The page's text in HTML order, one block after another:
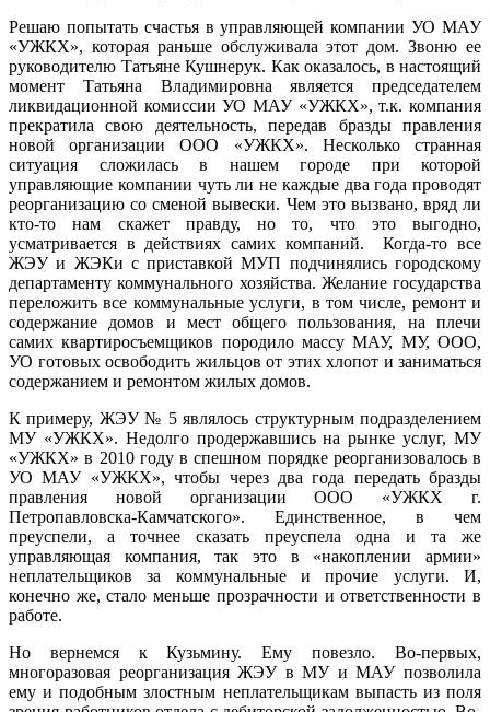
Решаю попытать счастья в управляющей компании УО МАУ
«УЖКХ», которая раньше обслуживала этот дом. Звоню ее
руководителю Татьяне Кушнерук. Как оказалось, в настоящий
момент Татьяна Владимировна является председателем
ликвидационной комиссии УО МАУ «УЖКХ», т.к. компания
прекратила свою деятельность, передав бразды правления
новой организации ООО «УЖКХ». Несколько странная
ситуация сложилась в нашем городе при которой
управляющие компании чуть ли не каждые два года проводят
реорганизацию со сменой вывески. Чем это вызвано, вряд ли
кто-то нам скажет правду, но то, что это выгодно,
усматривается в действиях самих компаний. Когда-то все
ЖЭУ и ЖЭКи с приставкой МУП подчинялись городскому
департаменту коммунального хозяйства. Желание государства
переложить все коммунальные услуги, в том числе, ремонт и
содержание домов и мест общего пользования, на плечи
самих квартиросъемщиков породило массу МАУ, МУ, ООО,
УО готовых освободить жильцов от этих хлопот и заниматься
содержанием и ремонтом жилых домов.
К примеру, ЖЭУ № 5 являлось структурным подразделением
МУ «УЖКХ». Недолго продержавшись на рынке услуг, МУ
«УЖКХ» в 2010 году в спешном порядке реорганизовалось в
УО МАУ «УЖКХ», чтобы через два года передать бразды
правления новой организации ООО «УЖКХ г.
Петропавловска-Камчатского». Единственное, в чем
преуспели, а точнее сказать преуспела одна и та же
управляющая компания, так это в «накоплении армии»
неплательщиков за коммунальные и прочие услуги. И,
конечно же, стало меньше прозрачности и ответственности в
работе.
Но вернемся к Кузьмину. Ему повезло. Во-первых,
многоразовая реорганизация ЖЭУ в МУ и МАУ позволила
ему и подобным злостным неплательщикам выпасть из поля